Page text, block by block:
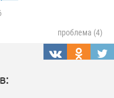
проблема (4)